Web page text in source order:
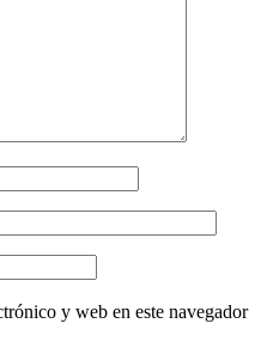
y web en este navegador